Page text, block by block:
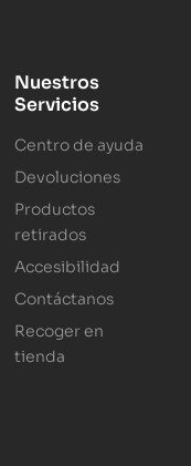
Nuestros
Servicios
Centro de ayuda
Devoluciones
Productos
retirados
Accesibilidad
Contáctanos
Recoger en
tienda